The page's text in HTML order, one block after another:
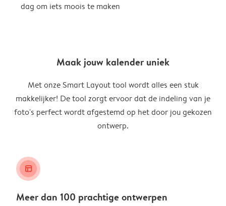
dag om iets moois te maken
Maak jouw kalender uniek
Met onze Smart Layout tool wordt alles een stuk
makkelijker! De tool zorgt ervoor dat de indeling van je
foto's perfect wordt afgestemd op het door jou gekozen
ontwerp.
layout_alt
Meer dan 100 prachtige ontwerpen